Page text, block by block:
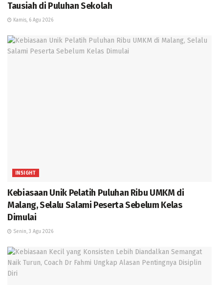
Tausiah di Puluhan Sekolah
Kamis, 6 Agu 2026
INSIGHT
Kebiasaan Unik Pelatih Puluhan Ribu UMKM di
Malang, Selalu Salami Peserta Sebelum Kelas
Dimulai
Senin, 3 Agu 2026